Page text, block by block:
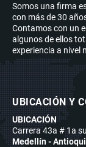
Somos una firma
con más de 30
Contamos con un
algunos de ellos
experiencia a nivel
UBICACIÓN Y
UBICACIÓN
Carrera 43a # 1a
Medellín -